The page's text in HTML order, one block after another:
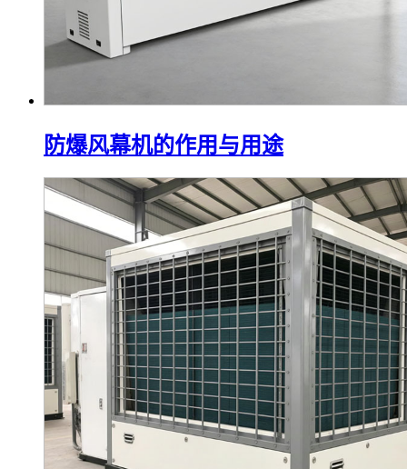
防爆风幕机的作用与用途